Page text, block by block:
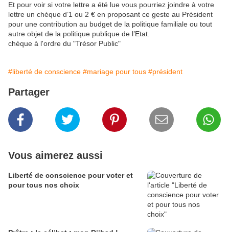
Et pour voir si votre lettre a été lue vous pourriez joindre à votre
lettre un chèque d’1 ou 2 € en proposant ce geste au Président
pour une contribution au budget de la politique familiale ou tout
autre objet de la politique publique de l’Etat.
chèque à l'ordre du "Trésor Public"
#liberté de conscience #mariage pour tous #président
Partager
Vous aimerez aussi
Liberté de conscience pour voter et
pour tous nos choix